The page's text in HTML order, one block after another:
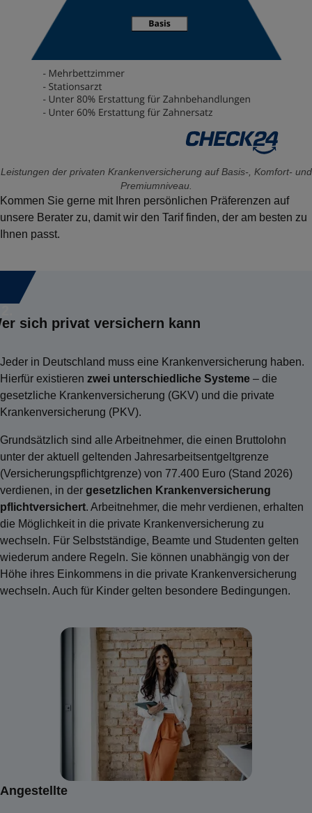
Leistungen der privaten Krankenversicherung auf Basis-, Komfort- und
Premiumniveau.
Kommen Sie gerne mit Ihren persönlichen Präferenzen auf
unsere Berater zu, damit wir den Tarif finden, der am besten zu
Ihnen passt.
sich privat versichern kann
Jeder in Deutschland muss eine Krankenversicherung haben.
Hierfür existieren zwei unterschiedliche Systeme – die
gesetzliche Krankenversicherung (GKV) und die private
Krankenversicherung (PKV).
Grundsätzlich sind alle Arbeitnehmer, die einen Bruttolohn
unter der aktuell geltenden Jahresarbeitsentgeltgrenze
(Versicherungspflichtgrenze) von 77.400 Euro (Stand 2026)
verdienen, in der gesetzlichen Krankenversicherung
pflichtversichert. Arbeitnehmer, die mehr verdienen, erhalten
die Möglichkeit in die private Krankenversicherung zu
wechseln. Für Selbstständige, Beamte und Studenten gelten
wiederum andere Regeln. Sie können unabhängig von der
Höhe ihres Einkommens in die private Krankenversicherung
wechseln. Auch für Kinder gelten besondere Bedingungen.
Angestellte